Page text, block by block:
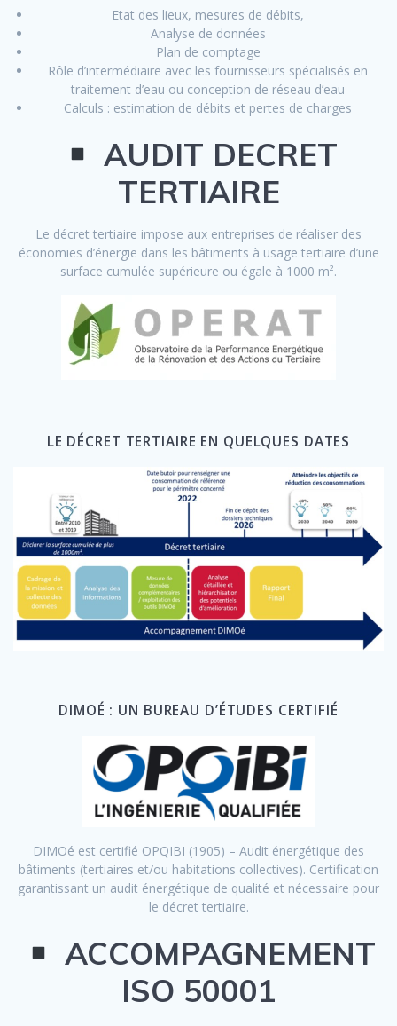
Etat des lieux, mesures de débits,
Analyse de données
Plan de comptage
Rôle d’intermédiaire avec les fournisseurs spécialisés en
traitement d’eau ou conception de réseau d’eau
Calculs : estimation de débits et pertes de charges
AUDIT DECRET
TERTIAIRE
Le décret tertiaire impose aux entreprises de réaliser des
économies d’énergie dans les bâtiments à usage tertiaire d’une
surface cumulée supérieure ou égale à 1000 m².
LE DÉCRET TERTIAIRE EN QUELQUES DATES
DIMOÉ : UN BUREAU D’ÉTUDES CERTIFIÉ
DIMOé est certifié OPQIBI (1905) – Audit énergétique des
bâtiments (tertiaires et/ou habitations collectives). Certification
garantissant un audit énergétique de qualité et nécessaire pour
le décret tertiaire.
ACCOMPAGNEMENT
ISO 50001